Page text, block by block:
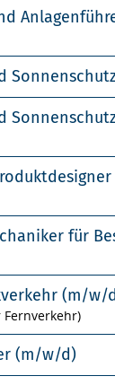
für
(m/w/
(m/w/d)